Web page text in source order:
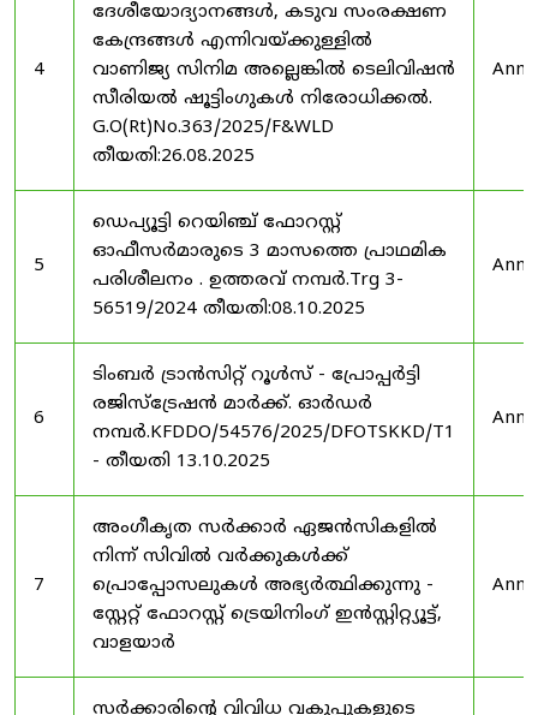
4
ദേശീയോദ്യാനങ്ങൾ, കടുവ സംരക്ഷണ
കേന്ദ്രങ്ങൾ എന്നിവയ്ക്കുള്ളിൽ
വാണിജ്യ സിനിമ അല്ലെങ്കിൽ ടെലിവിഷൻ
സീരിയൽ ഷൂട്ടിംഗുകൾ നിരോധിക്കൽ.
G.O(Rt)No.363/2025/F&WLD
തീയതി:26.08.2025
5
ഡെപ്യൂട്ടി റെയിഞ്ച് ഫോറസ്റ്റ്
ഓഫീസർമാരുടെ 3 മാസത്തെ പ്രാഥമിക
പരിശീലനം . ഉത്തരവ് നമ്പർ.Trg 3-
56519/2024 തീയതി:08.10.2025
6
ടിംബർ ട്രാൻസിറ്റ് റൂൾസ് - പ്രോപ്പർട്ടി
രജിസ്ട്രേഷൻ മാർക്ക്. ഓർഡർ
നമ്പർ.KFDDO/54576/2025/DFOTSKKD/T1
- തീയതി 13.10.2025
7
അംഗീകൃത സർക്കാർ ഏജൻസികളിൽ
നിന്ന് സിവിൽ വർക്കുകൾക്ക്
പ്രൊപ്പോസലുകൾ അഭ്യർത്ഥിക്കുന്നു -
സ്റ്റേറ്റ് ഫോറസ്റ്റ് ട്രെയിനിംഗ് ഇൻസ്റ്റിറ്റ്യൂട്ട്,
വാളയാർ
സർക്കാരിന്റെ വിവിധ വകുപ്പുകളുടെ